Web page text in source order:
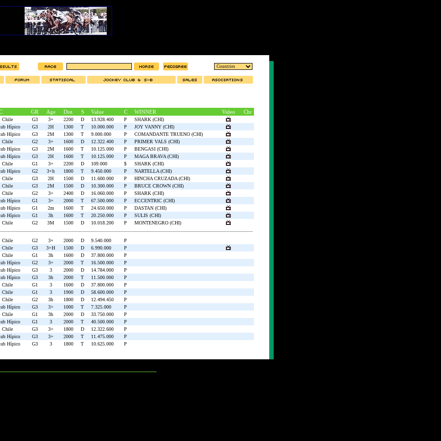
GR Age Dist. S Value C WINNER Video Chr
Chile G3 3+ 2200 D 13.928.400 P
SHARK (CHI)
Hípico
G3 2H 1300 T 10.000.000 P
JOY VANNY (CHI)
Hípico
G3 2M 1300 T 9.000.000 P
COMANDANTE TRUENO (CHI)
Chile
G2 3+ 1600 D 12.322.400 P
PRIMER VALS (CHI)
Hípico
G3 2M 1600 T 10.125.000 P
BENGASI (CHI)
Hípico
G3 2H 1600 T 10.125.000 P
MAGA BRAVA (CHI)
Chile
G1 3+ 2200 D 109.000 $
SHARK (CHI)
Hípico
G2 3+h 1800 T 9.450.000 P
NARTELLA (CHI)
Chile
G3 2H 1500 D 11.600.000 P
HINCHA CRUZADA (CHI)
Chile
G3 2M 1500 D 10.300.000 P
BRUCE CROWN (CHI)
Chile
G2 3+ 2400 D 16.060.000 P
SHARK (CHI)
Hípico
G1 3+ 2000 T 67.500.000 P
ECCENTRIC (CHI)
Hípico
G1 2m 1600 T 24.650.000 P
DASTAN (CHI)
Hípico
G1 3h 1600 T 20.250.000 P
SULIS (CHI)
Chile
G2 3M 1500 D 10.018.200 P MONTENEGRO (CHI)
Chile G2 3+ 2000 D 9.540.000
P
Chile
G3 3+H 1500 D 6.990.000
P
Chile
G1 3h 1600 D 37.800.000
P
Hípico
G2 3+ 2000 T 16.500.000
P
Hípico
G3 3 2000 D 14.784.000
P
Hípico
G3 3h 2000 T 11.500.000
P
Chile
G1 3 1600 D 37.800.000
P
Chile
G1 3 1900 D 58.600.000
P
Chile
G2 3h 1800 D 12.494.450
P
Hípico
G3 3+ 1000 T 7.325.000
P
Chile
G1 3h 2000 D 33.750.000
P
Hípico
G1 3 2000 T 40.500.000
P
Chile
G3 3+ 1800 D 12.322.600
P
Hípico
G3 3+ 2000 T 11.475.000
P
Hípico
G3 3 1800 T 10.625.000 P